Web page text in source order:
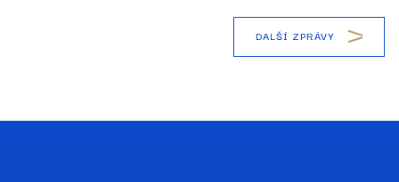
DALŠÍ ZPRÁVY